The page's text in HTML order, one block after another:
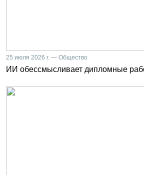
25 июля 2026 г. — Общество
ИИ обессмысливает дипломные